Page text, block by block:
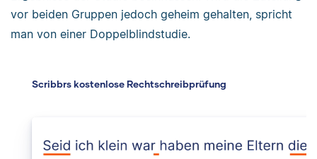
vor beiden Gruppen jedoch geheim gehalten, spricht
man von einer Doppelblindstudie.
Scribbrs kostenlose Rechtschreibprüfung